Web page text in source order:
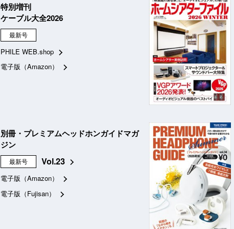
特別増刊
ケーブル大全2026
最新号
PHILE WEB.shop
電子版（Amazon）
別冊・プレミアムヘッドホンガイドマガ
ジン
最新号 Vol.23
電子版（Amazon）
電子版（Fujisan）